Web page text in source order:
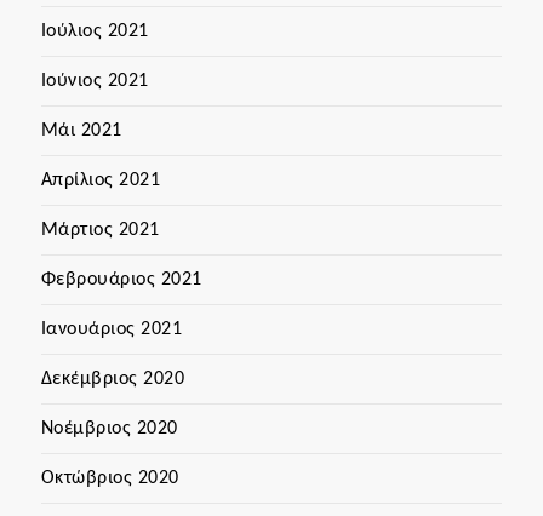
Ιούλιος 2021
Ιούνιος 2021
Μάι 2021
Απρίλιος 2021
Μάρτιος 2021
Φεβρουάριος 2021
Ιανουάριος 2021
Δεκέμβριος 2020
Νοέμβριος 2020
Οκτώβριος 2020